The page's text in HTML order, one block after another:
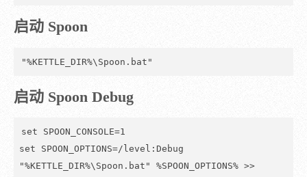
启动 Spoon
"%KETTLE_DIR%\Spoon.bat"
启动 Spoon Debug
set SPOON_CONSOLE=1
set SPOON_OPTIONS=/level:Debug
"%KETTLE_DIR%\Spoon.bat" %SPOON_OPTIONS% >>